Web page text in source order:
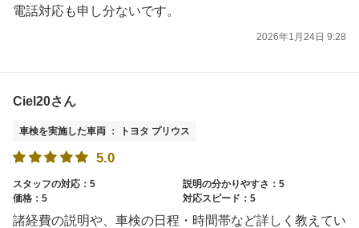
電話対応も申し分ないです。
2026年1月24日 9:28
Ciel20さん
車検を実施した車両 ： トヨタ プリウス
5.0
スタッフの対応：5
説明の分かりやすさ：5
価格：5
対応スピード：5
諸経費の説明や、車検の日程・時間帯など詳しく教えてい